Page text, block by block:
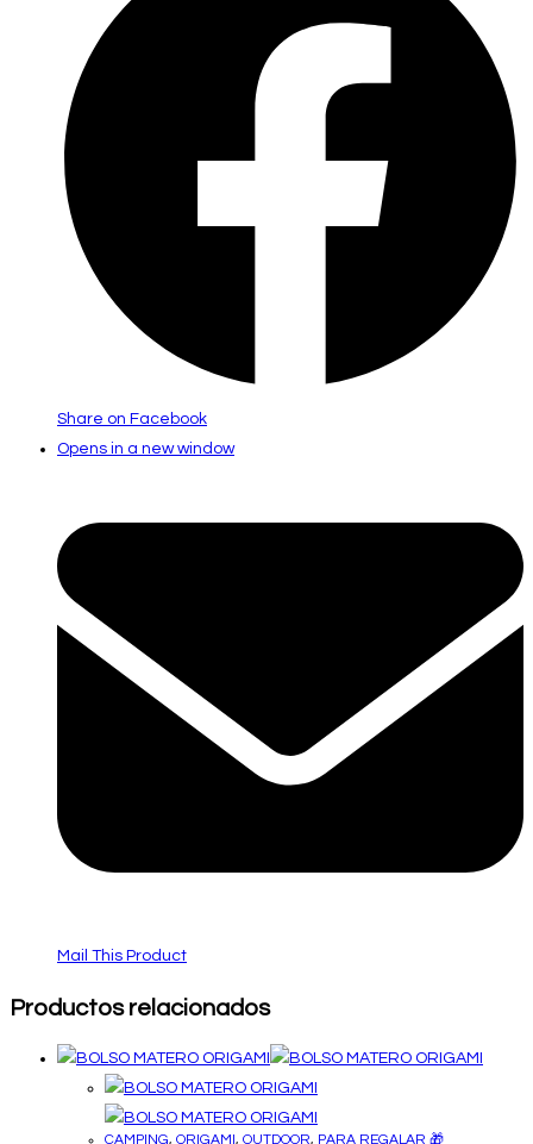
Share on Facebook
Opens in a new window
Mail This Product
Productos relacionados
CAMPING, ORIGAMI , OUTDOOR, PARA REGALAR 🎁